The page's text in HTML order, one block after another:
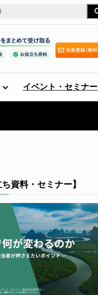
イベント・セミナー
資料・セミナー】